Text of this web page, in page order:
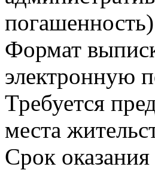
Формат
электронную
Требуется
места
Срок